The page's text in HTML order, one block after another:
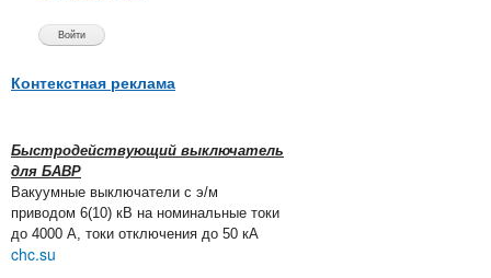
Контекстная реклама
Быстродействующий выключатель
для БАВР
Вакуумные выключатели с э/м
приводом 6(10) кВ на номинальные токи
до 4000 А, токи отключения до 50 кА
chc.su